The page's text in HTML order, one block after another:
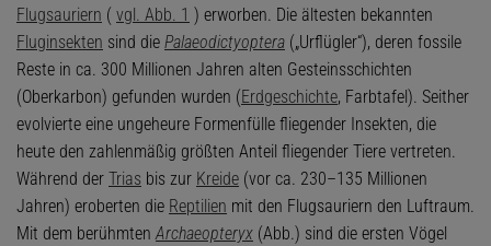
Flugsauriern ( vgl. Abb. 1 ) erworben. Die ältesten bekannten
Fluginsekten sind die Palaeodictyoptera („Urflügler“), deren fossile
Reste in ca. 300 Millionen Jahren alten Gesteinsschichten
(Oberkarbon) gefunden wurden (Erdgeschichte, Farbtafel). Seither
evolvierte eine ungeheure Formenfülle fliegender Insekten, die
heute den zahlenmäßig größten Anteil fliegender Tiere vertreten.
Während der Trias bis zur Kreide (vor ca. 230–135 Millionen
Jahren) eroberten die Reptilien mit den Flugsauriern den Luftraum.
Mit dem berühmtenArchaeopteryx (Abb.) sind die ersten Vögel